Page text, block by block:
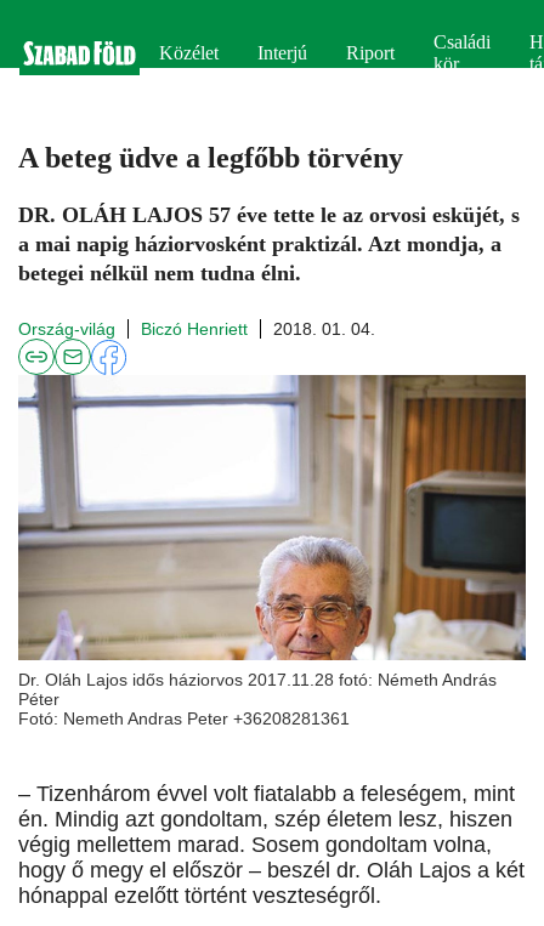
Közélet Interjú Riport
Családi
kör
A beteg üdve a legfőbb törvény
DR. OLÁH LAJOS 57 éve tette le az orvosi esküjét, s
a mai napig háziorvosként praktizál. Azt mondja, a
betegei nélkül nem tudna élni.
Ország-világ Biczó Henriett 2018. 01. 04.
Dr. Oláh Lajos idős háziorvos 2017.11.28 fotó: Németh András
Péter
Fotó: Nemeth Andras Peter +36208281361
– Tizenhárom évvel volt fiatalabb a feleségem, mint
én. Mindig azt gondoltam, szép életem lesz, hiszen
végig mellettem marad. Sosem gondoltam volna,
hogy ő megy el először – beszél dr. Oláh Lajos a két
hónappal ezelőtt történt veszteségről.